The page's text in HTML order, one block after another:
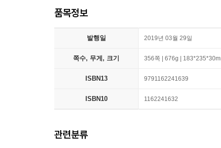
품목정보
발행일 2019년 03월 29일
쪽수, 무게, 크기 356쪽 | 676g |
ISBN13 9791162241639
ISBN10 1162241632
관련분류